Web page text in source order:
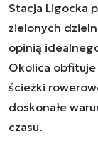
Stacja Ligocka
zielonych
opinią
Okolica obfituje
ścieżki
doskonałe
czasu.